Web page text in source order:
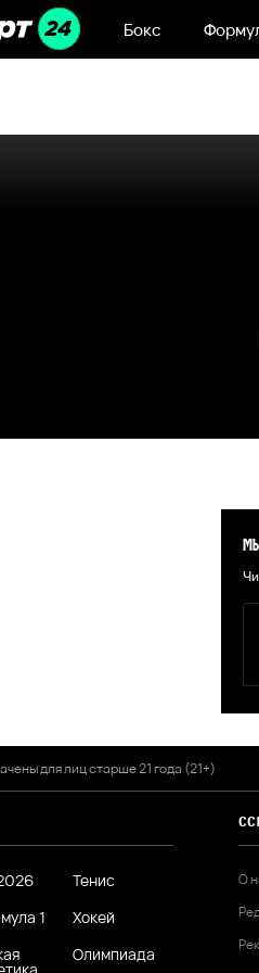
Бокс
для лиц старше 21 года (21+)
Тенис
1
Хокей
Олимпиада
О